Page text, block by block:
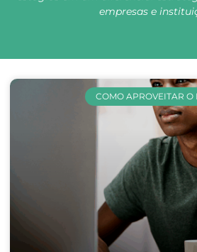
empresas e
COMO APROVEITAR O